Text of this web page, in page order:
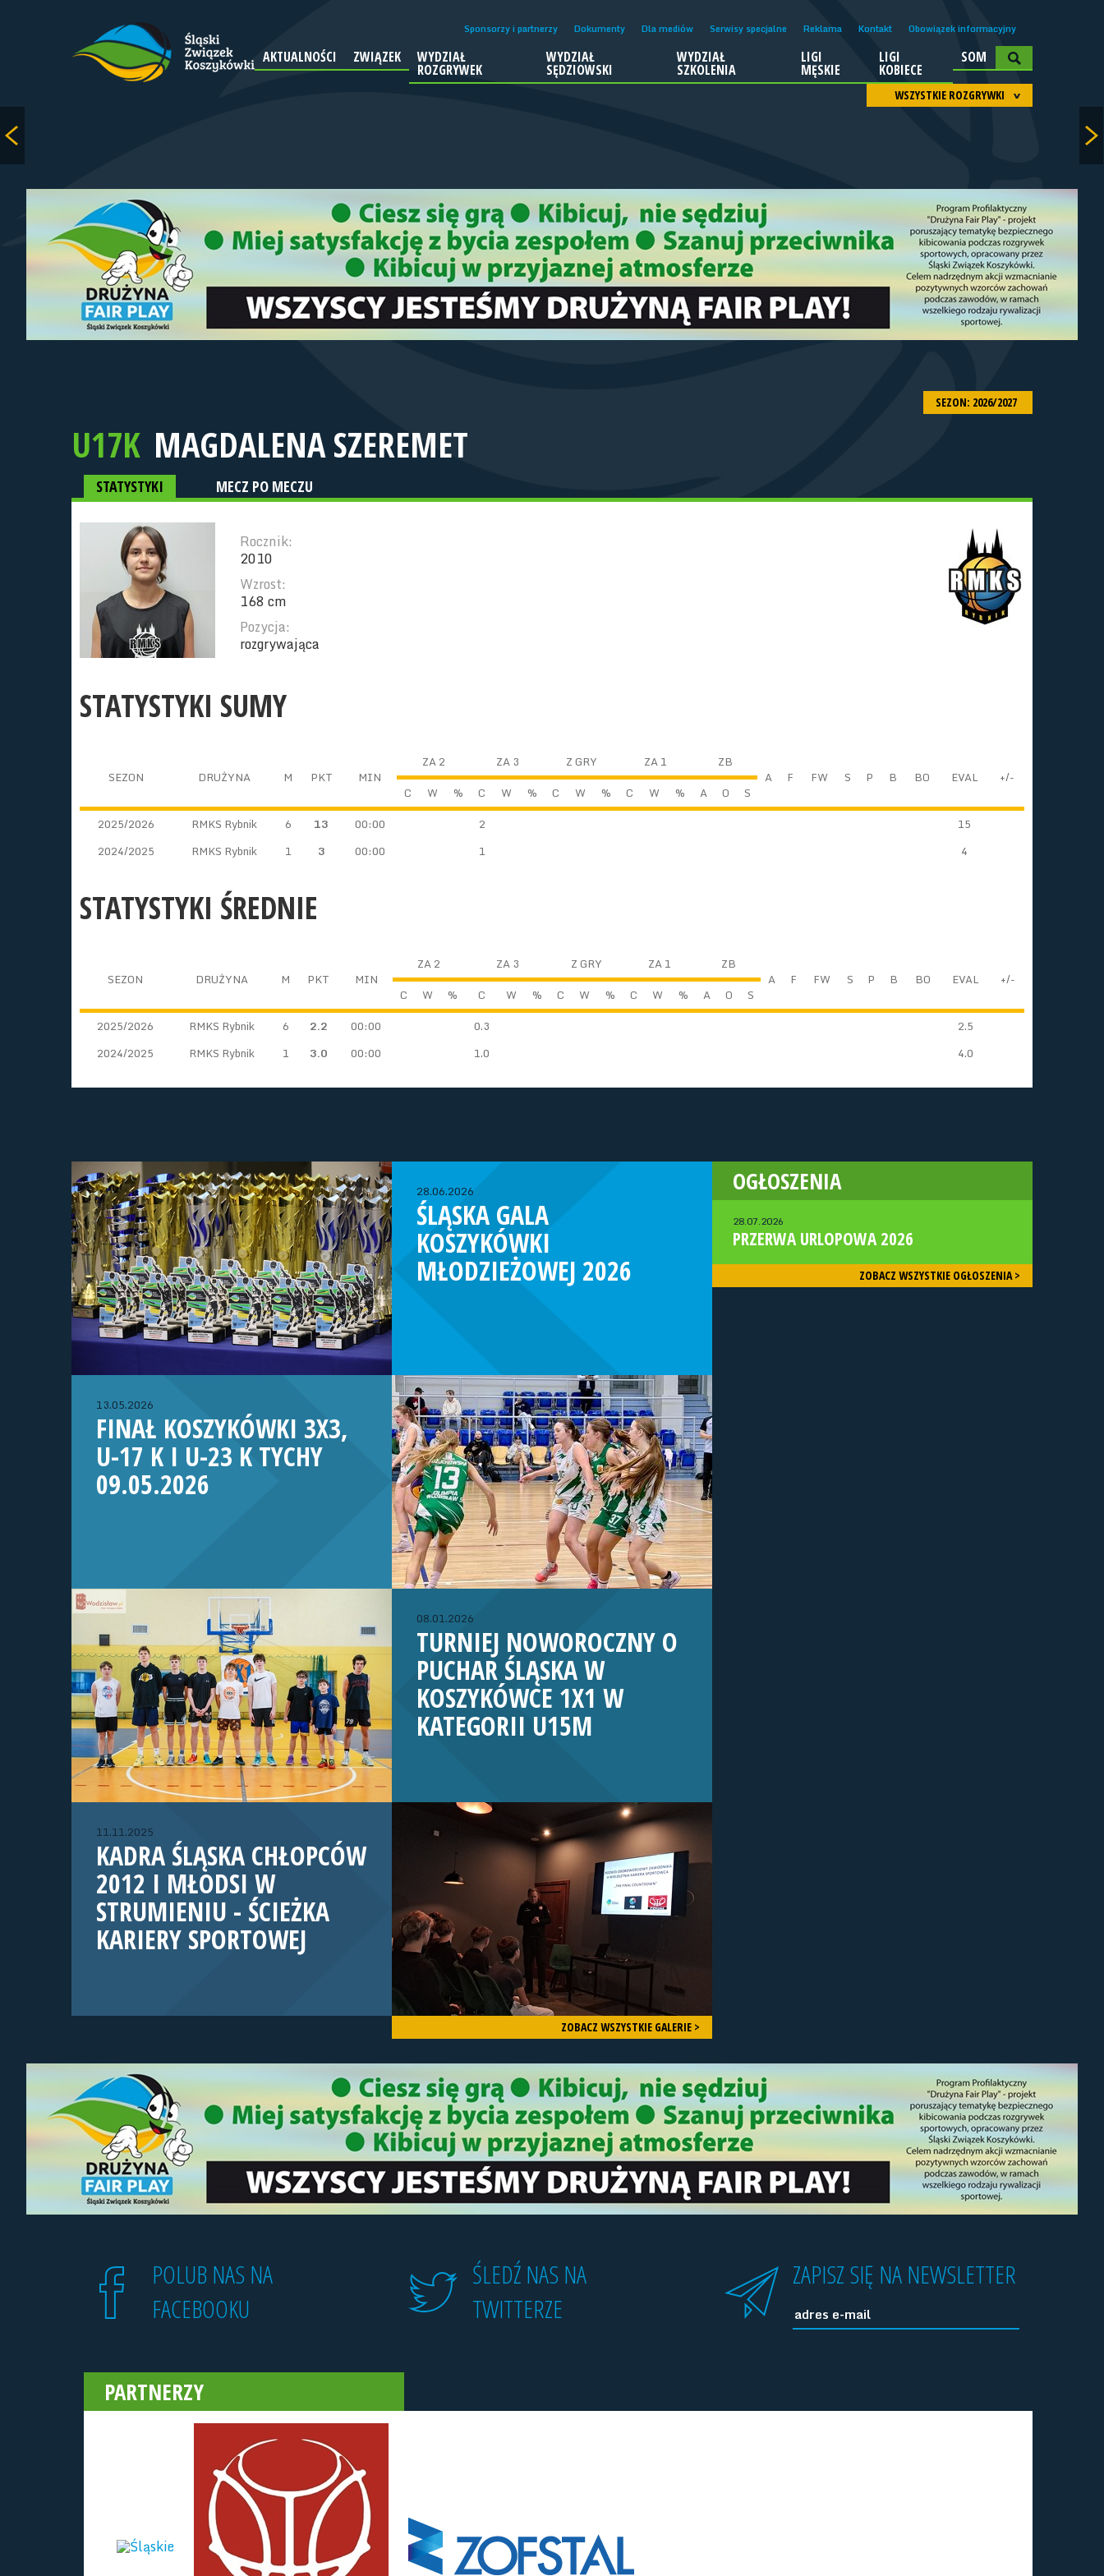
Sponsorzy i partnerzy Dokumenty Dla mediów Serwisy specjalne Reklama Kontakt Obowiązek informacyjny
AKTUALNOŚCI ZWIĄZEK WYDZIAŁ
ROZGRYWEK
WYDZIAŁ
SĘDZIOWSKI
WYDZIAŁ
SZKOLENIA
LIGI
MĘSKIE
LIGI
KOBIECE
SOM
WSZYSTKIE ROZGRYWKI
SEZON: 2026/2027
U17K MAGDALENA SZEREMET
STATYSTYKI MECZ PO MECZU
Rocznik:
2010
Wzrost:
168 cm
Pozycja:
rozgrywająca
STATYSTYKI SUMY
SEZON DRUŻYNA M PKT MIN
ZA 2 ZA 3 Z GRY ZA 1
ZB
A
F FW S P B BO EVAL
+/-
C
W % C W % C W % C W % A O
S
2025/2026
RMKS Rybnik 6 13 00:00 2
15
2024/2025
RMKS Rybnik 1 3 00:00 1 4
STATYSTYKI ŚREDNIE
SEZON DRUŻYNA M PKT MIN
ZA 2 ZA 3 Z GRY ZA 1
ZB
A
F FW S P B BO EVAL
+/-
C
W % C W % C W % C W % A O
S
2025/2026
RMKS Rybnik 6 2.2 00:00 0.3
2.5
2024/2025
RMKS Rybnik 1 3.0 00:00 1.0 4.0
28.06.2026
ŚLĄSKA GALA
KOSZYKÓWKI
MŁODZIEŻOWEJ 2026
13.05.2026
FINAŁ KOSZYKÓWKI 3X3,
U-17 K I U-23 K TYCHY
09.05.2026
08.01.2026
TURNIEJ NOWOROCZNY O
PUCHAR ŚLĄSKA W
KOSZYKÓWCE 1X1 W
KATEGORII U15M
11.11.2025
KADRA ŚLĄSKA CHŁOPCÓW
2012 I MŁODSI W
STRUMIENIU - ŚCIEŻKA
KARIERY SPORTOWEJ
ZOBACZ WSZYSTKIE GALERIE >
OGŁOSZENIA
28.07.2026
PRZERWA URLOPOWA 2026
ZOBACZ WSZYSTKIE OGŁOSZENIA >
POLUB NAS NA
FACEBOOKU
ŚLEDŹ NAS NA
TWITTERZE
ZAPISZ SIĘ NA NEWSLETTER
PARTNERZY